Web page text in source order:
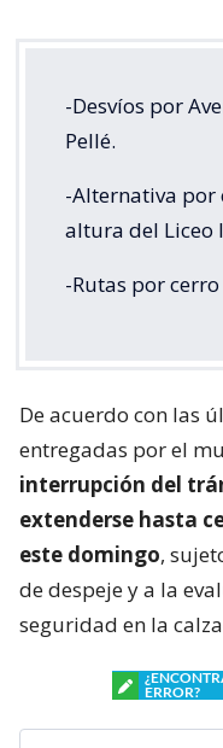
-Desvíos por
Pellé.
-Alternativa por
altura del Liceo
-Rutas por cerro
De acuerdo con las
entregadas por el
interrupción del
extenderse hasta
este domingo,
de despeje y a la
seguridad en la
ERROR?